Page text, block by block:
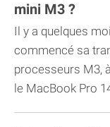
mini M3 ?
Il y a quelques
commencé sa
processeurs M3,
le MacBook Pro